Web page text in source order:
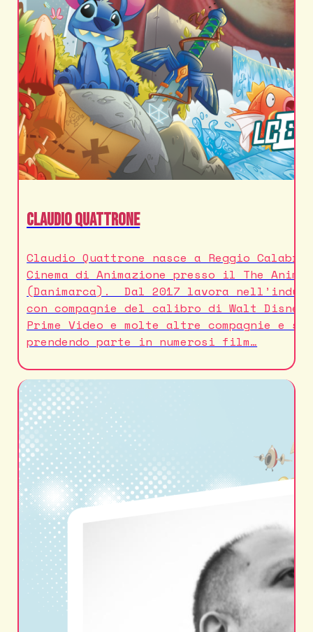
Claudio Quattrone
Claudio Quattrone nasce a Reggio
Cinema di Animazione presso il The
(Danimarca). Dal 2017 lavora
con compagnie del calibro di Walt
Prime Video e molte altre compagnie e
prendendo parte in numerosi film…